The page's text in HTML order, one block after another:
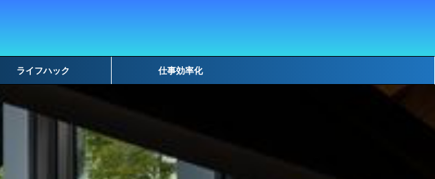
ライフハック 仕事効率化